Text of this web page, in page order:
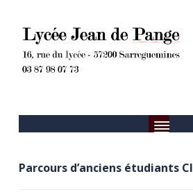
Parcours d’anciens étudiants CI